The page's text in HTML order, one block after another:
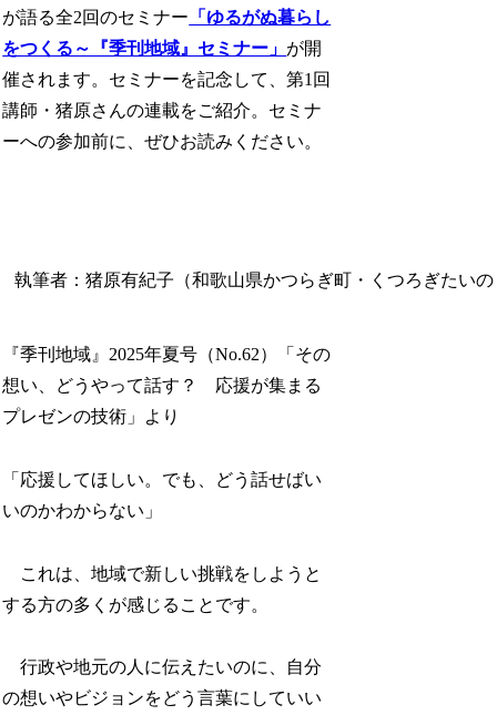
が語る全2回のセミナー 「ゆるがぬ暮らし
をつくる～『季刊地域』セミナー」 が開
催されます。セミナーを記念して、第1回
講師・猪原さんの連載をご紹介。セミナ
ーへの参加前に、ぜひお読みください。
執筆者：猪原有紀子（和歌山県かつらぎ町・くつろぎたい
『季刊地域』2025年夏号（No.62）「その
想い、どうやって話す？ 応援が集まる
プレゼンの技術」より
「応援してほしい。でも、どう話せばい
いのかわからない」
これは、地域で新しい挑戦をしようと
する方の多くが感じることです。
行政や地元の人に伝えたいのに、自分
の想いやビジョンをどう言葉にしていい